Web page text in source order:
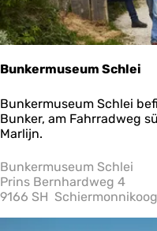
Bunkermuseum Schlei
B
u
n
e
r
m
s
Bunkermuseum Schlei
Bunker, am Fahrradweg
Marlijn.
Bunkermuseum Schlei
Prins Bernhardweg 4
9166 SH Schiermonnikoog